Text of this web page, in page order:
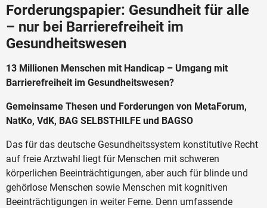
Forderungspapier: Gesundheit für alle
– nur bei Barrierefreiheit im
Gesundheitswesen
13 Millionen Menschen mit Handicap – Umgang mit
Barrierefreiheit im Gesundheitswesen?
Gemeinsame Thesen und Forderungen von MetaForum,
NatKo, VdK, BAG SELBSTHILFE und BAGSO
Das für das deutsche Gesundheitssystem konstitutive Recht
auf freie Arztwahl liegt für Menschen mit schweren
körperlichen Beeinträchtigungen, aber auch für blinde und
gehörlose Menschen sowie Menschen mit kognitiven
Beeinträchtigungen in weiter Ferne. Denn umfassende